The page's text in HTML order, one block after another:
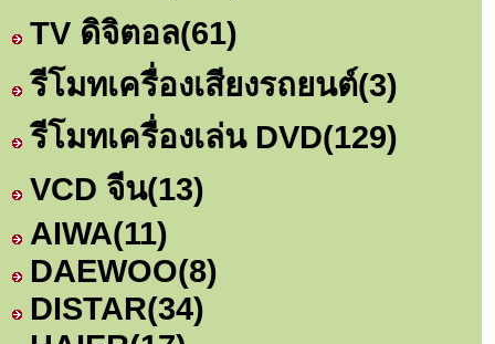
TV ดิจิตอล(61)
รีโมทเครื่องเสียงรถยนต์(3)
รีโมทเครื่องเล่น DVD(129)
VCD จีน(13)
AIWA(11)
DAEWOO(8)
DISTAR(34)